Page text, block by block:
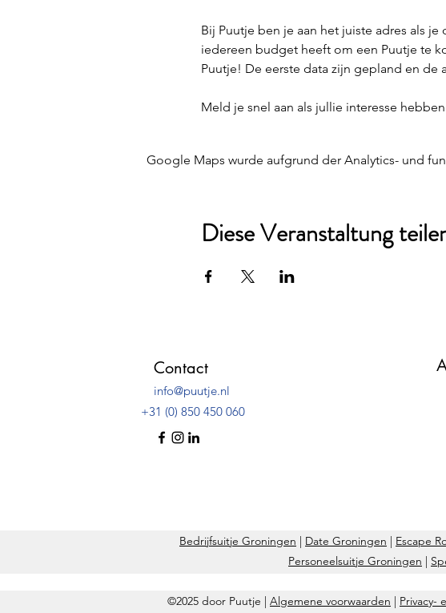
Bij Puutje ben je aan het juiste adres als
iedereen budget heeft om een Puutje te
Puutje! De eerste data zijn gepland en de
Meld je snel aan als jullie interesse
Google Maps wurde aufgrund der Analytics- und
Diese Veranstaltung
Contact
info@puutje.nl
+31 (0) 850 450 060
Bedrijfsuitje Groningen | Date Groningen | Escape
Personeelsuitje Groningen |
©2025 door Puutje | Algemene voorwaarden | Privacy-